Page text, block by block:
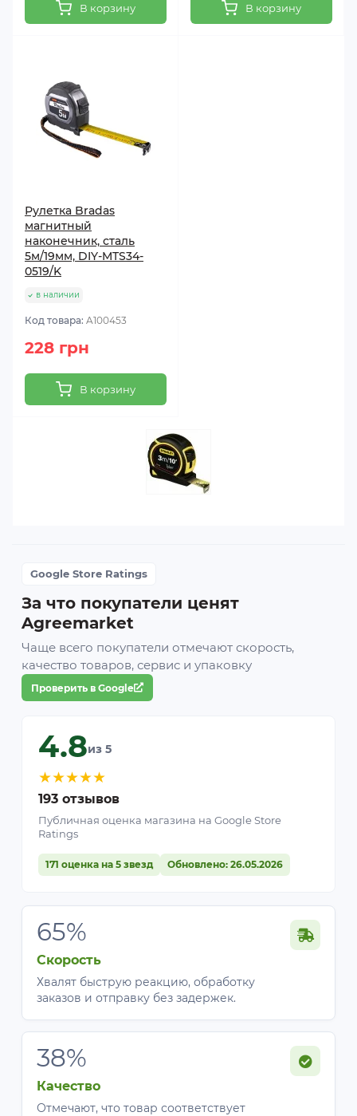
В корзину В корзину
Рулетка Bradas
магнитный
наконечник, сталь
5м/19мм, DIY-MTS34-
0519/K
в наличии
Код товара: A100453
228 грн
В корзину
Google Store Ratings
За что покупатели ценят
Agreemarket
Чаще всего покупатели отмечают скорость,
качество товаров, сервис и упаковку
Проверить в Google
4.8из 5
★★★★★
193 отзывов
Публичная оценка магазина на Google Store
Ratings
171 оценка на 5 звезд Обновлено: 26.05.2026
65%
Скорость
Хвалят быструю реакцию, обработку
заказов и отправку без задержек.
38%
Качество
Отмечают, что товар соответствует